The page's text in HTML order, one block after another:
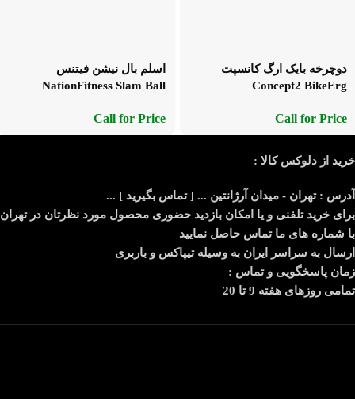
دوچرخه بایک ارگ کانسپت
Concept2 BikeErg
Call for Price
اسلم بال نیشن فیتنس
NationFitness Slam Ball
Call for Price
خرید از دلوکس کالا :
آدرس : تهران - میدان آرژانتین ... [ تماس بگیرید ] ...
برای خرید تلفنی و یا امکان بازدید حضوری محصول مورد نظرتان در تهران
با شماره های ما تماس حاصل نمایید
ارسال به سراسر ایران به وسیله تیپاکس و باربری
زمان پاسخگویی و تماس :
تمامی روزهای هفته 9 تا 20